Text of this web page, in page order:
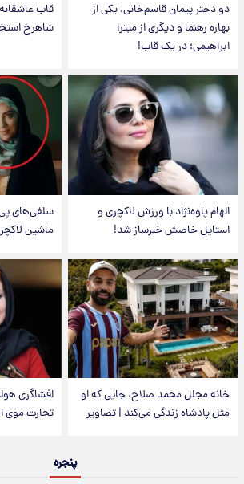
دو دختر پیمان قاسم‌خانی، یکی از
بهاره رهنما و دیگری از میترا
ابراهیمی؛ در یک قاب!
قاب
شاهرخ
الهام پاوه‌نژاد با ورزش لاکچری و
استایل خاصش خبرساز شد!
سلفی‌های
ماشین
خانه مجلل محمد صلاح، جایی که او
مثل پادشاه زندگی می‌کند | تصاویر
افشاگری
تجارت
پنجره